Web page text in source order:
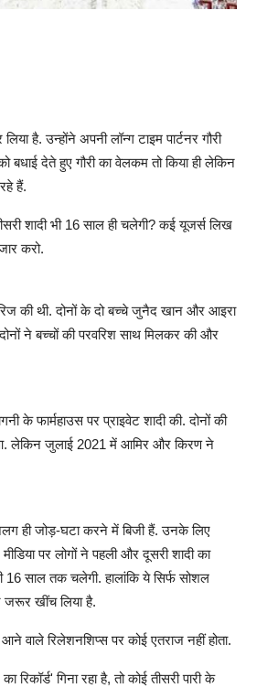
है. उन्होंने अपनी लॉन्ग टाइम पार्टनर गौरी
देते हुए गौरी का वेलकम तो किया ही लेकिन
हैं.
शादी भी 16 साल ही चलेगी? कई यूजर्स लिख
करो.
की थी. दोनों के दो बच्चे जुनैद खान और आइरा
ने बच्चों की परवरिश साथ मिलकर की और
के फार्महाउस पर प्राइवेट शादी की. दोनों की
लेकिन जुलाई 2021 में आमिर और किरण ने
ही जोड़-घटा करने में बिजी हैं. उनके लिए
पर लोगों ने पहली और दूसरी शादी का
16 साल तक चलेगी. हालांकि ये सिर्फ सोशल
जरूर खींच लिया है.
वाले रिलेशनशिप्स पर कोई एतराज नहीं होता.
गिना रहा है, तो कोई तीसरी पारी के